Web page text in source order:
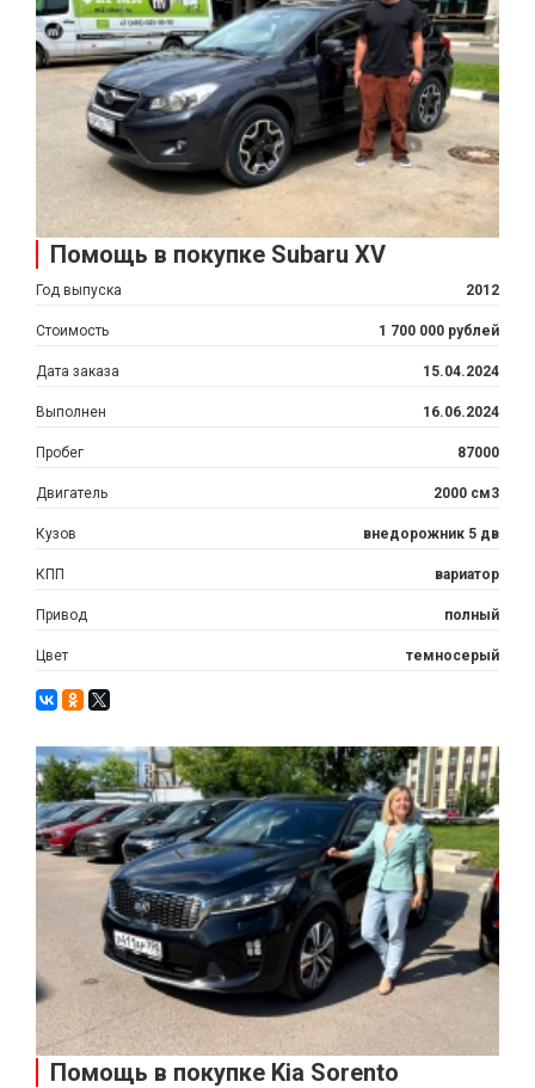
Помощь в покупке Subaru XV
Год выпуска 2012
Стоимость 1 700 000 рублей
Дата заказа 15.04.2024
Выполнен 16.06.2024
Пробег 87000
Двигатель 2000 см3
Кузов внедорожник 5 дв
КПП вариатор
Привод полный
Цвет темносерый
Помощь в покупке Kia Sorento